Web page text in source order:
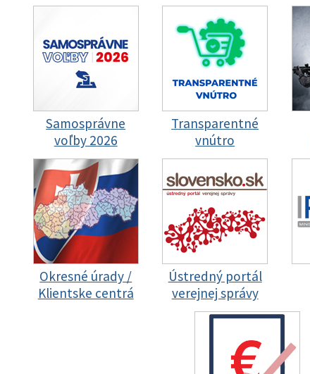
Samosprávne
voľby 2026
Transparentné
vnútro
Okresné úrady /
Klientske centrá
Ústredný portál
verejnej správy